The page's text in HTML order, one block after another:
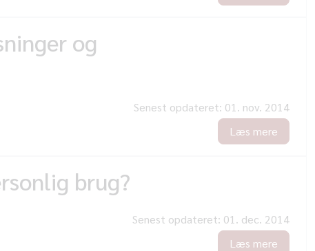
og
Senest opdateret: 01. nov. 2014
Læs mere
brug?
Senest opdateret: 01. dec. 2014
Læs mere